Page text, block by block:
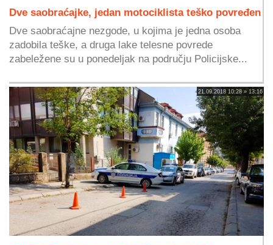
Dve saobraćajke, jedan motociklista teško povređen
Dve saobraćajne nezgode, u kojima je jedna osoba
zadobila teške, a druga lake telesne povrede
zabeležene su u ponedeljak na području Policijske...
21.09.2018 10:28 » 13:16